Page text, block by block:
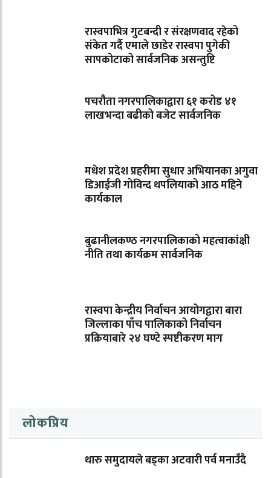
रास्वपाभित्र गुटबन्दी र संरक्षणवाद रहेको
संकेत गर्दै एमाले छाडेर रास्वपा पुगेकी
सापकोटाको सार्वजनिक असन्तुष्टि
पचरौता नगरपालिकाद्वारा ६१ करोड ४१
लाखभन्दा बढीको बजेट सार्वजनिक
मधेश प्रदेश प्रहरीमा सुधार अभियानका अगुवा
डिआईजी गोविन्द थपलियाको आठ महिने
कार्यकाल
बुढानीलकण्ठ नगरपालिकाको महत्वाकांक्षी
नीति तथा कार्यक्रम सार्वजनिक
रास्वपा केन्द्रीय निर्वाचन आयोगद्वारा बारा
जिल्लाका पाँच पालिकाको निर्वाचन
प्रक्रियाबारे २४ घण्टे स्पष्टीकरण माग
लोकप्रिय
थारु समुदायले बड्का अटवारी पर्व मनाउँदै